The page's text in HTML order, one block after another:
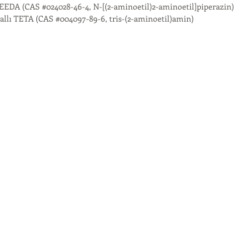
(CAS #024028-46-4, N-[(2-aminoetil)2-aminoetil]piperazin)
TETA (CAS #004097-89-6, tris-(2-aminoetil)amin)